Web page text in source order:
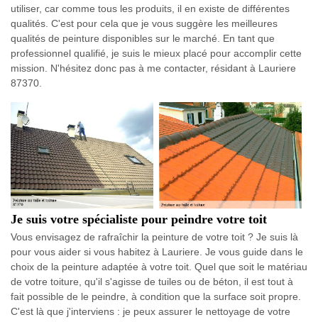
utiliser, car comme tous les produits, il en existe de différentes
qualités. C'est pour cela que je vous suggère les meilleures
qualités de peinture disponibles sur le marché. En tant que
professionnel qualifié, je suis le mieux placé pour accomplir cette
mission. N'hésitez donc pas à me contacter, résidant à Lauriere
87370.
Je suis votre spécialiste pour peindre votre toit
Vous envisagez de rafraîchir la peinture de votre toit ? Je suis là
pour vous aider si vous habitez à Lauriere. Je vous guide dans le
choix de la peinture adaptée à votre toit. Quel que soit le matériau
de votre toiture, qu'il s'agisse de tuiles ou de béton, il est tout à
fait possible de le peindre, à condition que la surface soit propre.
C'est là que j'interviens : je peux assurer le nettoyage de votre